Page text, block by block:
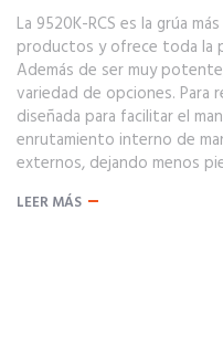
La 9520K-RCS es la grúa
productos y ofrece toda la
Además de ser muy
variedad de opciones.
diseñada para facilitar el
enrutamiento interno de
externos, dejando menos
LEER MÁS